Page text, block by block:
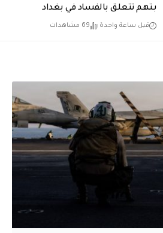
بتهم تتعلق بالفساد في بغداد
قبل ساعة واحدة 69 مشاهدات